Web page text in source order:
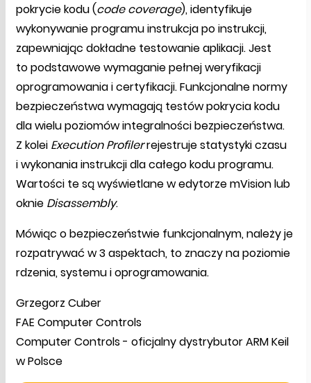
pokrycie kodu (code coverage), identyfikuje
wykonywanie programu instrukcja po instrukcji,
zapewniając dokładne testowanie aplikacji. Jest
to podstawowe wymaganie pełnej weryfikacji
oprogramowania i certyfikacji. Funkcjonalne normy
bezpieczeństwa wymagają testów pokrycia kodu
dla wielu poziomów integralności bezpieczeństwa.
Z kolei Execution Profilerrejestruje statystyki czasu
i wykonania instrukcji dla całego kodu programu.
Wartości te są wyświetlane w edytorze mVision lub
oknie Disassembly.
Mówiąc o bezpieczeństwie funkcjonalnym, należy je
rozpatrywać w 3 aspektach, to znaczy na poziomie
rdzenia, systemu i oprogramowania.
Grzegorz Cuber
FAE Computer Controls
Computer Controls - oficjalny dystrybutor ARM Keil
w Polsce